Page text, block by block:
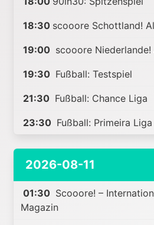
18:30 scooore Schottland!
19:00 scooore Niederlande!
19:30 Fußball: Testspiel
21:30 Fußball: Chance Liga
23:30 Fußball: Primeira Liga
2026-08-11
01:30 Scooore! –
Magazin